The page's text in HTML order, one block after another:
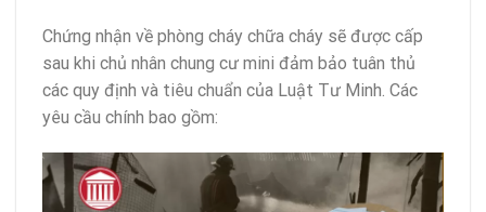
Chứng nhận về phòng cháy chữa cháy sẽ được cấp
sau khi chủ nhân chung cư mini đảm bảo tuân thủ
các quy định và tiêu chuẩn của Luật Tư Minh. Các
yêu cầu chính bao gồm: